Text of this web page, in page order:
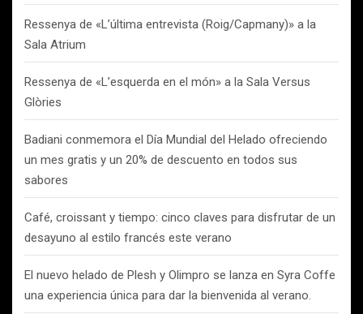
Ressenya de «L’última entrevista (Roig/Capmany)» a la
Sala Atrium
Ressenya de «L’esquerda en el món» a la Sala Versus
Glòries
Badiani conmemora el Día Mundial del Helado ofreciendo
un mes gratis y un 20% de descuento en todos sus
sabores
Café, croissant y tiempo: cinco claves para disfrutar de un
desayuno al estilo francés este verano
El nuevo helado de Plesh y Olimpro se lanza en Syra Coffe
una experiencia única para dar la bienvenida al verano.